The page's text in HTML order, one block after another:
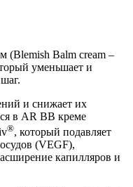
(Blemish Balm cream –
уменьшает и
и снижает их
в AR BB креме
®, который подавляет
(VEGF),
капилляров и